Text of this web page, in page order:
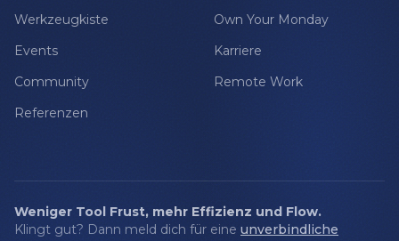
Werkzeugkiste
Events
Community
Referenzen
Own Your Monday
Karriere
Remote Work
Weniger Tool Frust, mehr Effizienz und Flow.
Klingt gut? Dann meld dich für eine unverbindliche